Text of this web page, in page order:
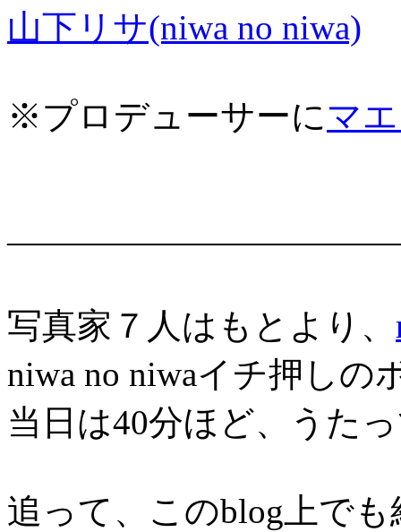
山下リサ(niwa no niwa)
※プロデューサーにマ
写真家７人はもとより、
niwa no niwaイチ押しの
当日は40分ほど、うた
追って、このblog上で